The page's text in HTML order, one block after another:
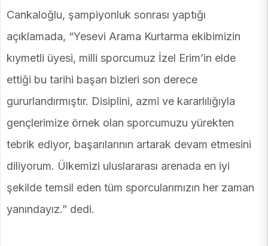
Cankaloğlu, şampiyonluk sonrası yaptığı
açıklamada, “Yesevi Arama Kurtarma ekibimizin
kıymetli üyesi, milli sporcumuz İzel Erim’in elde
ettiği bu tarihi başarı bizleri son derece
gururlandırmıştır. Disiplini, azmi ve kararlılığıyla
gençlerimize örnek olan sporcumuzu yürekten
tebrik ediyor, başarılarının artarak devam etmesini
diliyorum. Ülkemizi uluslararası arenada en iyi
şekilde temsil eden tüm sporcularımızın her zaman
yanındayız.” dedi.